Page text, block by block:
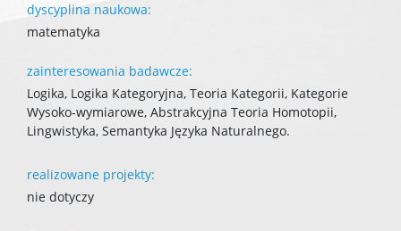
dyscyplina naukowa:
matematyka
zainteresowania badawcze:
Logika, Logika Kategoryjna, Teoria Kategorii, Kategorie
Wysoko-wymiarowe, Abstrakcyjna Teoria Homotopii,
Lingwistyka, Semantyka Języka Naturalnego.
realizowane projekty:
nie dotyczy